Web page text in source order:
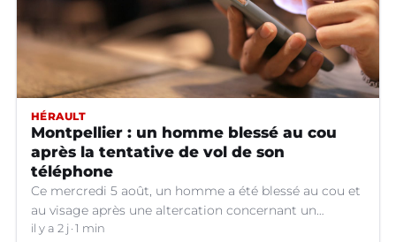
HÉRAULT
Montpellier : un homme blessé au cou
après la tentative de vol de son
téléphone
Ce mercredi 5 août, un homme a été blessé au cou et
au visage après une altercation concernant un
téléphone portable à Montpellier (Hérault).
il y a 2 j 1 min